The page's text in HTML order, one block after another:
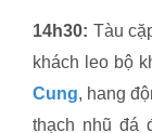
14h30: Tàu
khách leo bộ
Cung, hang
thạch nhũ đá